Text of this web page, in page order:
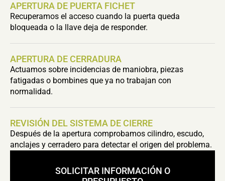
APERTURA DE PUERTA FICHET
Recuperamos el acceso cuando la puerta queda
bloqueada o la llave deja de responder.
APERTURA DE CERRADURA
Actuamos sobre incidencias de maniobra, piezas
fatigadas o bombines que ya no trabajan con
normalidad.
REVISIÓN DEL SISTEMA DE CIERRE
Después de la apertura comprobamos cilindro, escudo,
anclajes y cerradero para detectar el origen del problema.
SOLICITAR INFORMACIÓN O